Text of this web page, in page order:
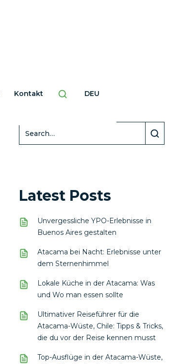
Kontakt DEU
Latest Posts
Unvergessliche YPO-Erlebnisse in
Buenos Aires gestalten
Atacama bei Nacht: Erlebnisse unter
dem Sternenhimmel
Lokale Küche in der Atacama: Was
und Wo man essen sollte
Ultimativer Reiseführer für die
Atacama-Wüste, Chile: Tipps & Tricks,
die du vor der Reise kennen musst
Top-Ausflüge in der Atacama-Wüste,